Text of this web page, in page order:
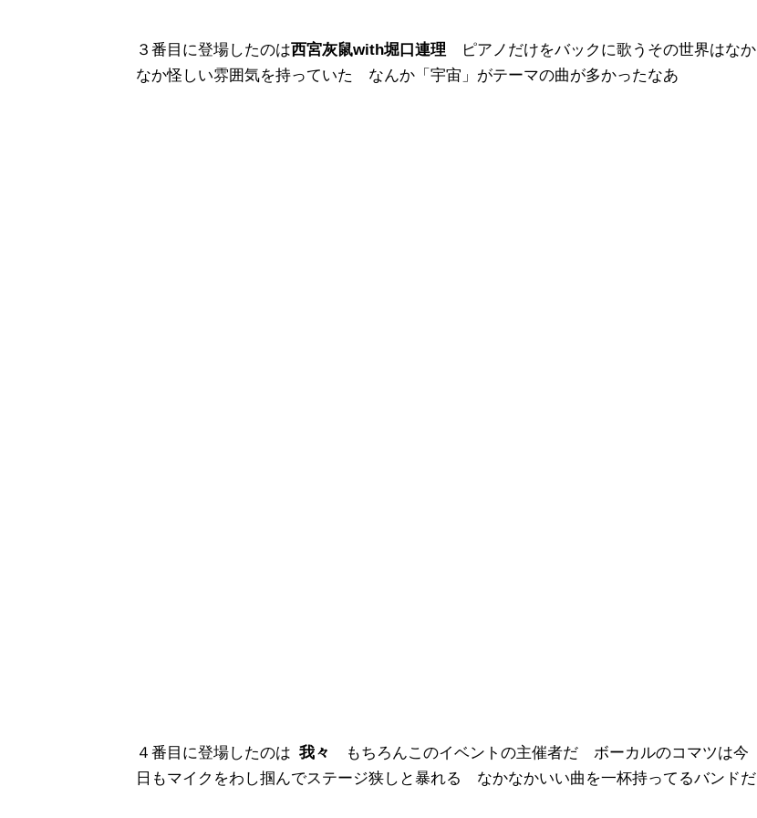
３番目に登場したのは西宮灰鼠with堀口連理
ピアノだけをバックに歌うその世界はなか
なか怪しい雰囲気を持っていた なんか「宇宙」がテーマの曲が多かったなあ
４番目に登場したのは 我々
もちろんこのイベントの主催者だ ボーカルのコマツは今
日もマイクをわし掴んでステージ狭しと暴れる なかなかいい曲を一杯持ってるバンドだ